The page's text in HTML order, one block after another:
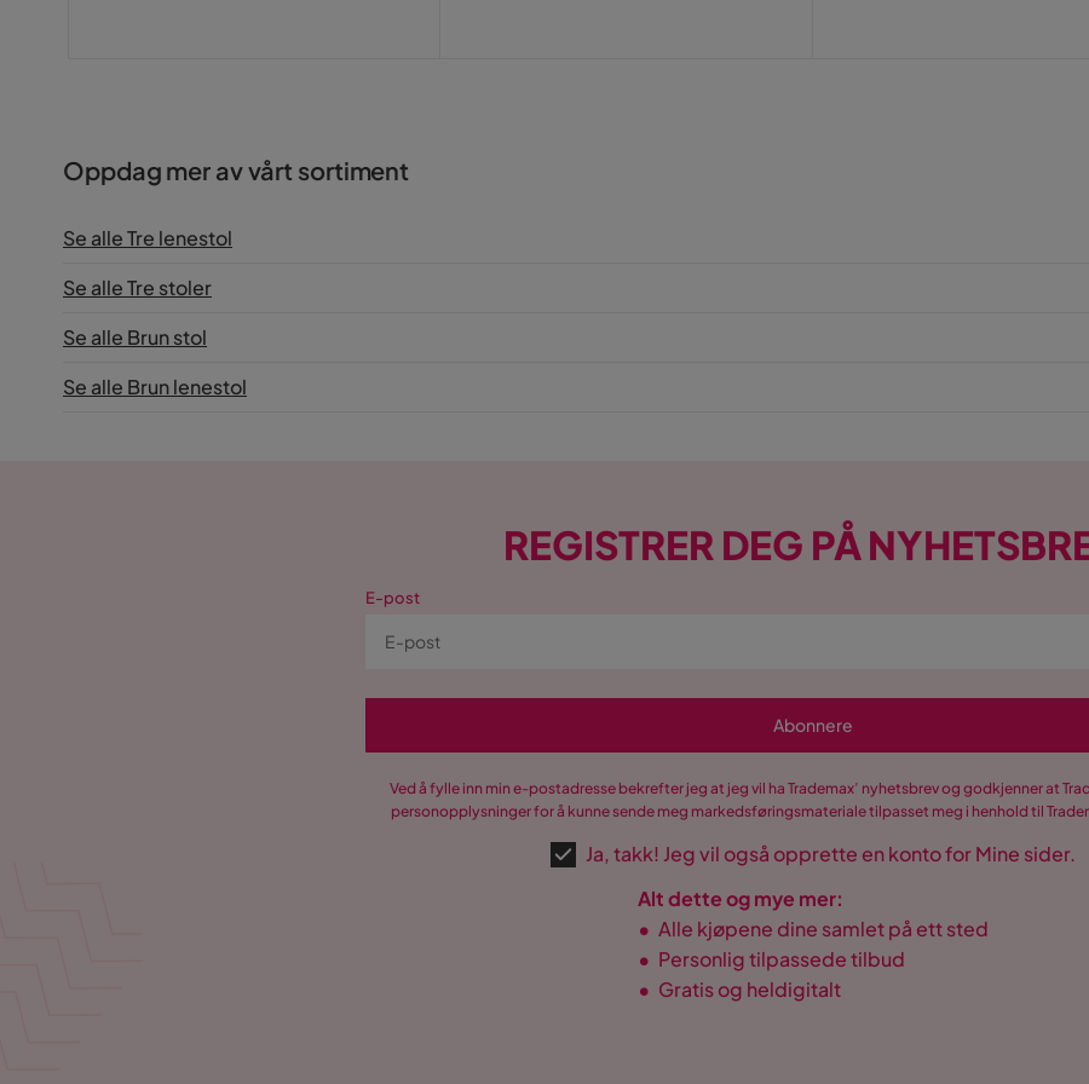
Oppdag mer av vårt sortiment
Se alle Tre lenestol
Se alle Tre stoler
Se alle Brun stol
Se alle Brun lenestol
REGISTRER DEG PÅ
E-post
Abonnere
Ved å fylle inn min e-postadresse bekrefter jeg at jeg vil ha Trademax’ nyhetsbrev og godkjenner at
personopplysninger for å kunne sende meg markedsføringsmateriale tilpasset meg i henhold til
Ja, takk! Jeg vil også opprette en konto for Mine sider.
Alt dette og mye mer:
• Alle kjøpene dine samlet på ett sted
• Personlig tilpassede tilbud
• Gratis og heldigitalt